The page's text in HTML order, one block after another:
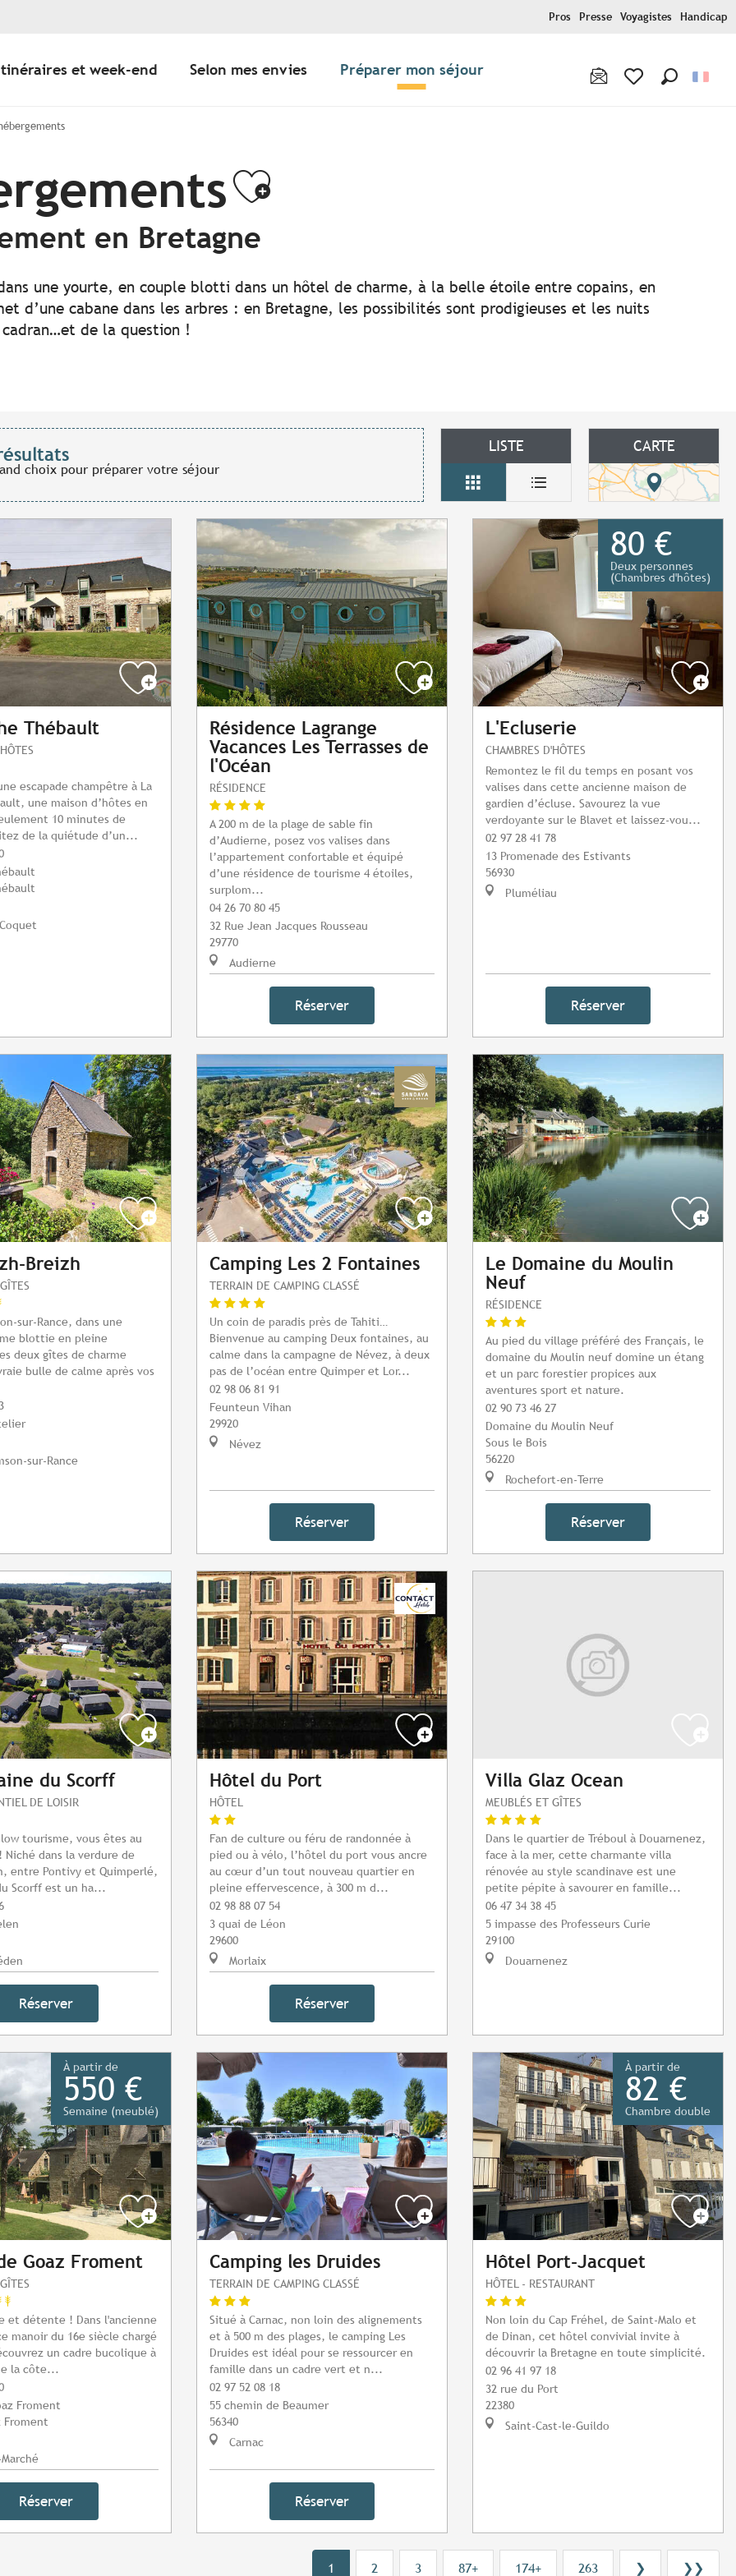
Pros Presse Voyagistes Handicap
et week-end Selon mes envies Préparer mon séjour
Ajouter aux favoris
en Bretagne
une yourte, en couple blotti dans un hôtel de charme, à la belle étoile entre copains, en
d’une cabane dans les arbres : en Bretagne, les possibilités sont prodigieuses et les nuits
de la question !
choix pour préparer votre séjour
LISTE CARTE
Thébault
escapade champêtre à La
une maison d’hôtes en
10 minutes de
de la quiétude d’un...
Résidence Lagrange
Vacances Les Terrasses de
l'Océan
RÉSIDENCE
A 200 m de la plage de sable fin
d’Audierne, posez vos valises dans
l’appartement confortable et équipé
d’une résidence de tourisme 4 étoiles,
surplom...
04 26 70 80 45
32 Rue Jean Jacques Rousseau
29770
Audierne
Réserver
80 €
Deux personnes
(Chambres d'hôtes)
L'Ecluserie
CHAMBRES D'HÔTES
Remontez le fil du temps en posant vos
valises dans cette ancienne maison de
gardien d’écluse. Savourez la vue
verdoyante sur le Blavet et laissez-vou...
02 97 28 41 78
13 Promenade des Estivants
56930
Pluméliau
Réserver
Breizh
sur-Rance, dans une
blottie en pleine
deux gîtes de charme
bulle de calme après vos
sur-Rance
Camping Les 2 Fontaines
TERRAIN DE CAMPING CLASSÉ
Un coin de paradis près de Tahiti…
Bienvenue au camping Deux fontaines, au
calme dans la campagne de Névez, à deux
pas de l’océan entre Quimper et Lor...
02 98 06 81 91
Feunteun Vihan
29920
Névez
Réserver
Le Domaine du Moulin
Neuf
RÉSIDENCE
Au pied du village préféré des Français, le
domaine du Moulin neuf domine un étang
et un parc forestier propices aux
aventures sport et nature.
02 90 73 46 27
Domaine du Moulin Neuf
Sous le Bois
56220
Rochefort-en-Terre
Réserver
du Scorff
DE LOISIR
tourisme, vous êtes au
dans la verdure de
entre Pontivy et Quimperlé,
Scorff est un ha...
Réserver
Hôtel du Port
HÔTEL
Fan de culture ou féru de randonnée à
pied ou à vélo, l’hôtel du port vous ancre
au cœur d’un tout nouveau quartier en
pleine effervescence, à 300 m d...
02 98 88 07 54
3 quai de Léon
29600
Morlaix
Réserver
Villa Glaz Ocean
MEUBLÉS ET GÎTES
Dans le quartier de Tréboul à Douarnenez,
face à la mer, cette charmante villa
rénovée au style scandinave est une
petite pépite à savourer en famille...
06 47 34 38 45
5 impasse des Professeurs Curie
29100
Douarnenez
À partir de
550 €
Semaine (meublé)
Goaz Froment
et détente ! Dans l'ancienne
manoir du 16e siècle chargé
un cadre bucolique à
la côte...
Froment
Froment
Réserver
Camping les Druides
TERRAIN DE CAMPING CLASSÉ
Situé à Carnac, non loin des alignements
et à 500 m des plages, le camping Les
Druides est idéal pour se ressourcer en
famille dans un cadre vert et n...
02 97 52 08 18
55 chemin de Beaumer
56340
Carnac
Réserver
À partir de
82 €
Chambre double
Hôtel Port-Jacquet
HÔTEL - RESTAURANT
Non loin du Cap Fréhel, de Saint-Malo et
de Dinan, cet hôtel convivial invite à
découvrir la Bretagne en toute simplicité.
02 96 41 97 18
32 rue du Port
22380
Saint-Cast-le-Guildo
1 2 3 87+ 174+ 263 ❯ ❯❯